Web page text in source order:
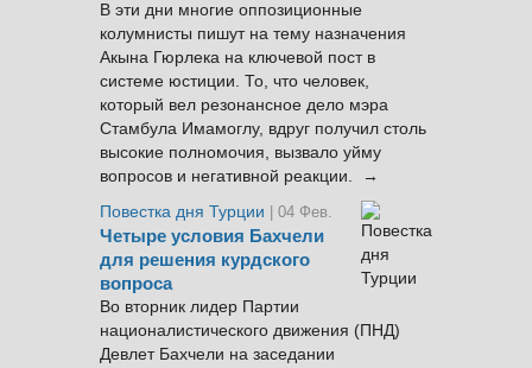
В эти дни многие оппозиционные
колумнисты пишут на тему назначения
Акына Гюрлека на ключевой пост в
системе юстиции. То, что человек,
который вел резонансное дело мэра
Стамбула Имамоглу, вдруг получил столь
высокие полномочия, вызвало уйму
вопросов и негативной реакции. →
Повестка дня Турции
| 04 Фев.
Четыре условия Бахчели
для решения курдского
вопроса
Во вторник лидер Партии
националистического движения (ПНД)
Девлет Бахчели на заседании